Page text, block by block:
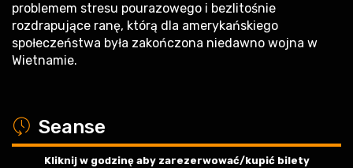
problemem stresu pourazowego i bezlitośnie
rozdrapujące ranę, którą dla amerykańskiego
społeczeństwa była zakończona niedawno wojna w
Wietnamie.
a Seanse
Kliknij w godzinę aby zarezerwować/kupić bilety